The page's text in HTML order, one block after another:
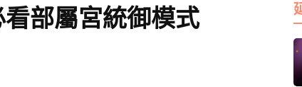
部屬宮統御模式